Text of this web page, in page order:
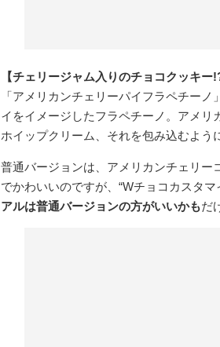
【チェリージャム入りのチョコクッキー!?
「アメリカンチェリーパイフラペチー
イをイメージしたフラペチーノ。アメリ
ホイップクリーム、それを包み込むよう
普通バージョンは、アメリカンチェリー
でかわいいのですが、“Wチョコカスタ
アルは普通バージョンの方がいいかもだ